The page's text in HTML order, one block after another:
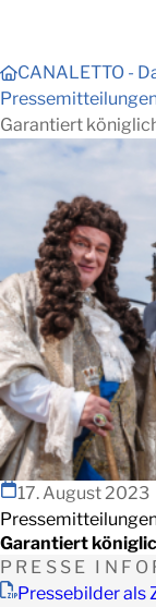
CANALETTO -
Garantiert
17. August 2023
Garantiert
PRESSE
Pressebilder als